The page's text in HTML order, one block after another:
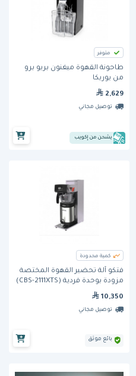
متوفر
طاحونة القهوة ميغنون بريو برو
من يوريكا
2,629
توصيل مجاني
يشحن من إكويب
كمية محدودة
فتكو آلة تحضير القهوة المختصة
مزودة بوحدة فردية (CBS-2111XTS)
10,350
توصيل مجاني
بائع موثق